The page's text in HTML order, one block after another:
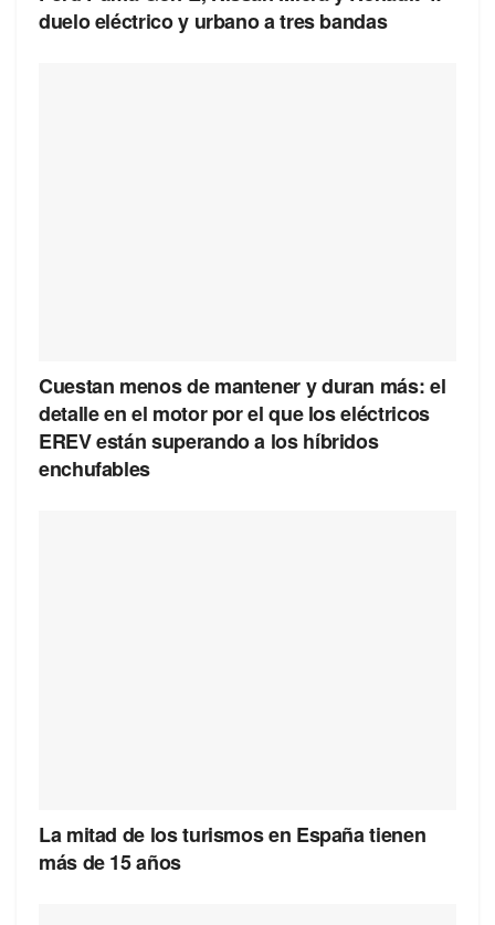
duelo eléctrico y urbano a tres bandas
Cuestan menos de mantener y duran más: el
detalle en el motor por el que los eléctricos
EREV están superando a los híbridos
enchufables
La mitad de los turismos en España tienen
más de 15 años